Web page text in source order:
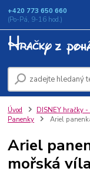
+420 773 650 660
(Po-Pá, 9-16 hod.)
Úvod
DISNEY hračky
Panenky
Ariel
Ariel
mořská víla